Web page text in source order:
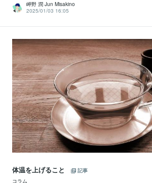
岬野 潤 Jun Misakino
2025/01/03 16:05
体温を上げること
記事
コラム